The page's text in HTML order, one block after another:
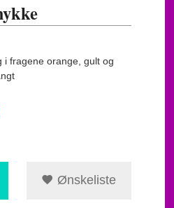
i fragene orange, gult og
Ønskeliste